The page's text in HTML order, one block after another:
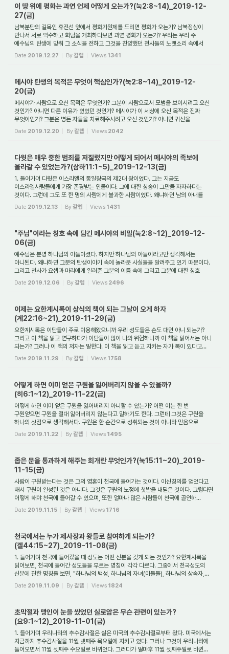
이 땅 위에 평화는 과연 언제 어떻게 오는가?(눅2:8~14)_2019-12-
27(금)
남북분단의 길목인 휴전선 앞에서 평화기원제를 드리면 평화가 오는가? 남북정상이
만나서 서로 악수하고 회담을 개최하다보면 과연 평화가 오는가? 우리는 우리 주
예수님의 탄생에 맞춰 그 소식을 전하고 그것을 찬양했던 천사들의 노랫소리 속에서
우리는 ...
Date 2019.12.27 By갈렙 Views 1341
메시야 탄생의 목적은 무엇이 핵심인가?(눅2:8~14)_2019-12-
20(금)
메시야가 사람으로 오신 목적은 무엇인가? 그분이 사람으로서 모범을 보이시려고 오신
것인가? 아니면 다른 이유가 있었던 것인가? 메시야가 이 세상에 오신 목적은 진짜
무엇이인가? 그분은 병든 자들을 치료해주시려고 오신 것인가? 아니면 귀신을
쫓아주려...
Date 2019.12.20 By갈렙 Views 2042
다윗은 매우 중한 범죄를 저질렀지만 어떻게 되어서 메시야의 족보에
올라갈 수 있었는가?(삼하11:1~5)_2019-12-13(금)
1. 들어가며 다윗은 이스라엘의 통일왕국의 제2대 왕이었다. 그는 지금도
이스라엘사람들에게 가장 존경받는 인물이다. 그에 대한 칭송이 그만큼 자자하다는
것이다. 그런데 그도 또 한 명의 사람에게 불과한 사람이었다. 왜냐하면 남의 아내를
가로채서 간음...
Date 2019.12.13 By갈렙 Views 1431
"주님"이라는 칭호 속에 담긴 메시야의 비밀(눅2:8~12)_2019-12-
06(금)
예수님은 분명 하나님의 아들이셨다. 하지만 하나님의 아들이라고만 생각해서는
아니된다. 왜냐하면 그분의 탄생이야기 속에 놀라운 사실들을 알려주고 있기 때문이다.
그리고 천사가 요셉과 마리에게 일러준 그분의 이름 속에 그리고 그분에 대한 칭호
속에는...
Date 2019.12.06 By갈렙 Views 2496
이제는 요한계시록이 상식의 책이 되는 그날이 오게 하자
(계22:16~21)_2019-11-29(금)
요한계시록은 이단들이 주로 이용해왔으니까 우리 성도들은 손도 대면 아니 되는가?
그리고 이 책을 읽고 연구하다가 이단들이 많이 나와 위험하니까 이 책을 읽어서는 아니
되는가? 그러나 이 책의 저자는 말한다. 이 책을 읽고 듣고 지키는 자가 복이 있다고...
Date 2019.11.29 By갈렙 Views 1758
어떻게 하면 이미 얻은 구원을 잃어버리지 않을 수 있을까?
(히6:1~12)_2019-11-22(금)
어떻게 하면 이미 얻은 구원을 잃어버리지 아니할 수 있는가? 어떤 이는 한 번
구원얻으면 구원을 절대 잃어버리지 않는다고 말하기도 한다. 그런데 그것은 구원을
하나의 싯점으로 생각해서다. 구원은 한 순간으로 성취되는 것이 아니라 믿음으로
시작하는 것...
Date 2019.11.22 By갈렙 Views 1495
좁은 문을 통과하게 해주는 회개란 무엇인가?(눅15:11~20)_2019-
11-15(금)
사람이 구원받는다는 것은 그의 영혼이 천국에 들어가는 것이다. 이신칭의를 얻었다고
해서 구원이 완성된 것은 아니다. 그것은 구원의 노정에 첫발을 내딛은 것이다. 그렇다면
어떻게 해야 천국에 들어갈 수 있으며, 또한 얼마나 많은 사람들이 천국에 골인하...
Date 2019.11.15 By갈렙 Views 1716
천국에서는 누가 제사장과 왕들로 참여하게 되는가?
(겔44:15~27)_2019-11-08(금)
1. 들어가며 천국에 들어갔을 때 성도는 어떤 신분을 갖게 되는 것인가? 요한계시록을
읽어보면, 천국에 들어간 성도들을 부르는 명칭이 각각 다르다. 그중에서 천국성도의
신분에 관한 명칭을 보면, "하나님의 백성, 하나님의 자녀(아들들), 하나님의 상속자,...
Date 2019.11.09 By갈렙 Views 1824
초막절과 맹인이 눈을 씼었던 실로암은 무슨 관련이 있는가?
(요9:1~12)_2019-11-01(금)
1. 들어가며 우리나라의 추수감사절은 실은 미국의 추수감사절로부터 왔다. 미국에서는
지금까지 추수감사절을 11월 넷째주 목요일에 지키고 있다. 그러나 그것이 우리나라에
들어오면서 11월 셋째주 수요일로 바뀌었다. 그러다가 얼마후 11월 셋째주일로 바뀐...